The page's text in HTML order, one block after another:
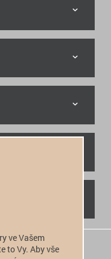
949 776
ve Vašem
to Vy. Aby vše